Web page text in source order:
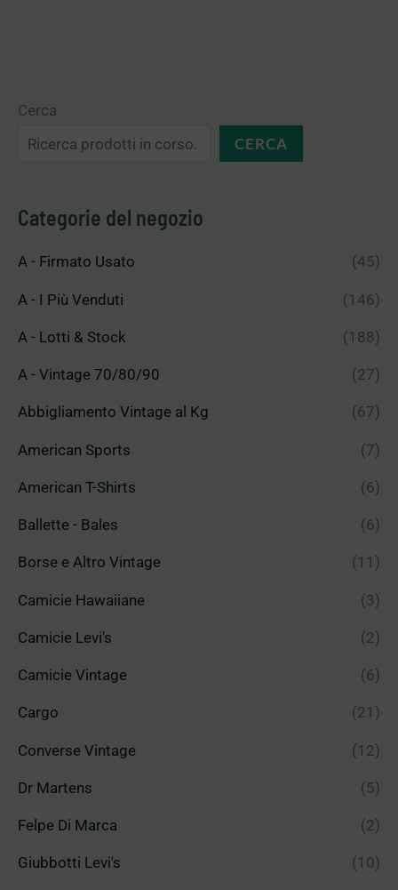
Cerca
CERCA
Categorie del negozio
A - Firmato Usato (45)
A - I Più Venduti (146)
A - Lotti & Stock (188)
A - Vintage 70/80/90 (27)
Abbigliamento Vintage al Kg (67)
American Sports (7)
American T-Shirts (6)
Ballette - Bales (6)
Borse e Altro Vintage (11)
Camicie Hawaiiane (3)
Camicie Levi's (2)
Camicie Vintage (6)
Cargo (21)
Converse Vintage (12)
Dr Martens (5)
Felpe Di Marca (2)
Giubbotti Levi's (10)